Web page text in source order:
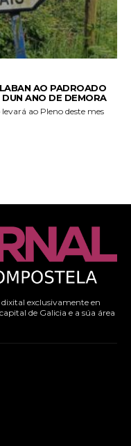
AO PADROADO
ANO DE DEMORA
ao Pleno deste mes
exclusivamente en
de Galicia e a súa área